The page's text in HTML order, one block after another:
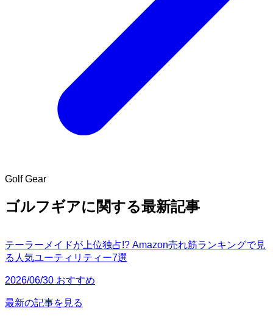
Golf Gear
ゴルフギアに関する最新記事
テーラーメイドが上位独占!? Amazon売れ筋ランキングで見
る人気ユーティリティー7選
2026/06/30 おすすめ
最新の記事を見る